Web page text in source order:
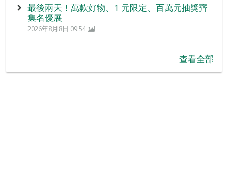
最後兩天！萬款好物、1 元限定、百萬元抽獎齊
集名優展
2026年8月8日 09:54
查看全部